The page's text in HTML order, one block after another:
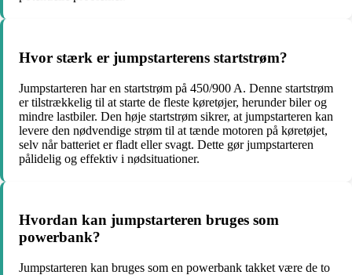
Hvor stærk er jumpstarterens startstrøm?
Jumpstarteren har en startstrøm på 450/900 A. Denne startstrøm
er tilstrækkelig til at starte de fleste køretøjer, herunder biler og
mindre lastbiler. Den høje startstrøm sikrer, at jumpstarteren kan
levere den nødvendige strøm til at tænde motoren på køretøjet,
selv når batteriet er fladt eller svagt. Dette gør jumpstarteren
pålidelig og effektiv i nødsituationer.
Hvordan kan jumpstarteren bruges som
powerbank?
Jumpstarteren kan bruges som en powerbank takket være de to